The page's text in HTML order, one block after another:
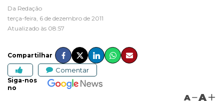
Da Redação
terça-feira, 6 de dezembro de 2011
Atualizado às 08:57
Compartilhar
Comentar
Siga-nos
no
A A